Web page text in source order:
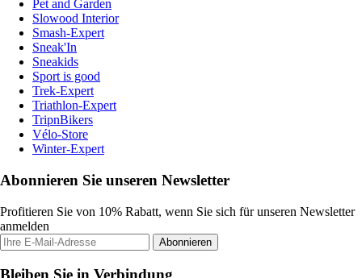
Pet and Garden
Slowood Interior
Smash-Expert
Sneak'In
Sneakids
Sport is good
Trek-Expert
Triathlon-Expert
TripnBikers
Vélo-Store
Winter-Expert
Abonnieren Sie unseren Newsletter
Profitieren Sie von 10% Rabatt, wenn Sie sich für unseren Newsletter
anmelden
Abonnieren
Bleiben Sie in Verbindung